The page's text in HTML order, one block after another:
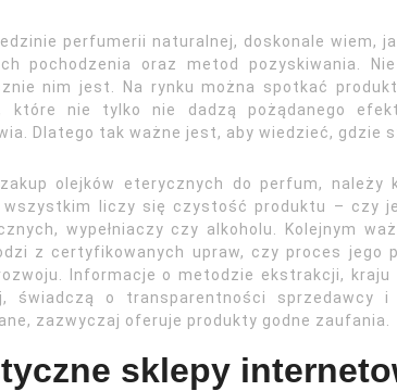
perfumerii naturalnej, doskonale wiem,
pochodzenia oraz metod pozyskiwania.
nim jest. Na rynku można spotkać
które nie tylko nie dadzą pożądanego
Dlatego tak ważne jest, aby wiedzieć, gdzie
olejków eterycznych do perfum, należy
wszystkim liczy się czystość produktu – czy
wypełniaczy czy alkoholu. Kolejnym
z certyfikowanych upraw, czy proces jego
Informacje o metodzie ekstrakcji,
świadczą o transparentności sprzedawcy
zazwyczaj oferuje produkty godne zaufania.
sklepy